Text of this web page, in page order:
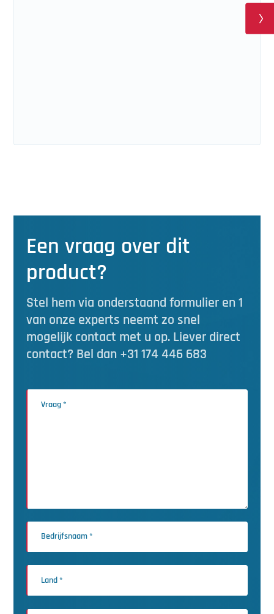
Een vraag over dit
product?
Stel hem via onderstaand formulier en 1
van onze experts neemt zo snel
mogelijk contact met u op. Liever direct
contact? Bel dan +31 174 446 683